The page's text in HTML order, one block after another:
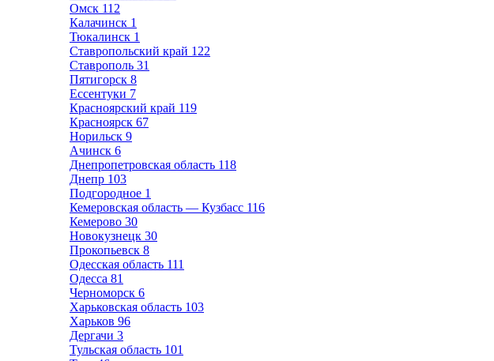
Омск 112
Калачинск 1
Тюкалинск 1
Ставропольский край 122
Ставрополь 31
Пятигорск 8
Ессентуки 7
Красноярский край 119
Красноярск 67
Норильск 9
Ачинск 6
Днепропетровская область 118
Днепр 103
Подгородное 1
Кемеровская область — Кузбасс 116
Кемерово 30
Новокузнецк 30
Прокопьевск 8
Одесская область 111
Одесса 81
Черноморск 6
Харьковская область 103
Харьков 96
Дергачи 3
Тульская область 101